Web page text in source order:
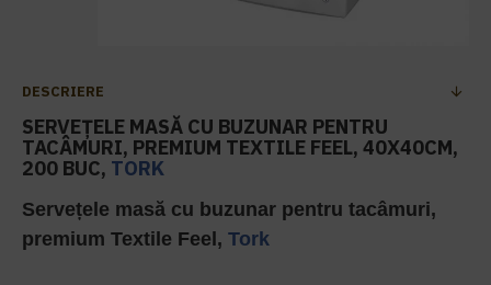
DESCRIERE
SERVEȚELE MASĂ CU BUZUNAR PENTRU
TACÂMURI, PREMIUM TEXTILE FEEL, 40X40CM,
200 BUC, TORK
Servețele masă cu buzunar pentru tacâmuri,
premium Textile Feel, Tork